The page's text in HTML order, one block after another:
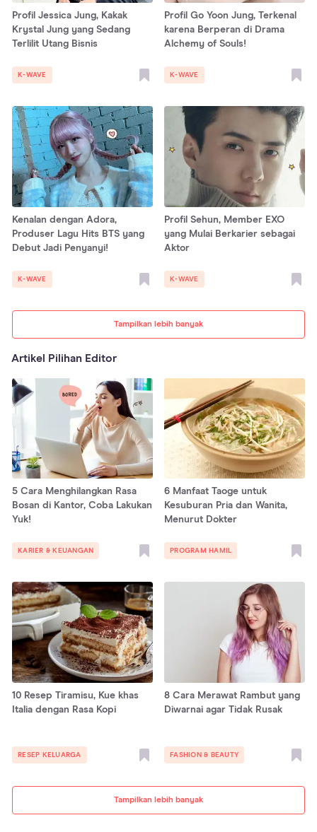
Tampilkan lebih banyak
Profil Jessica Jung, Kakak
Krystal Jung yang Sedang
Terlilit Utang Bisnis
K-WAVE
Profil Go Yoon Jung, Terkenal
karena Berperan di Drama
Alchemy of Souls!
K-WAVE
Kenalan dengan Adora,
Produser Lagu Hits BTS yang
Debut Jadi Penyanyi!
K-WAVE
Profil Sehun, Member EXO
yang Mulai Berkarier sebagai
Aktor
K-WAVE
Artikel Pilihan Editor
Tampilkan lebih banyak
5 Cara Menghilangkan Rasa
Bosan di Kantor, Coba Lakukan
Yuk!
KARIER & KEUANGAN
6 Manfaat Taoge untuk
Kesuburan Pria dan Wanita,
Menurut Dokter
PROGRAM HAMIL
10 Resep Tiramisu, Kue khas
Italia dengan Rasa Kopi
RESEP KELUARGA
8 Cara Merawat Rambut yang
Diwarnai agar Tidak Rusak
FASHION & BEAUTY